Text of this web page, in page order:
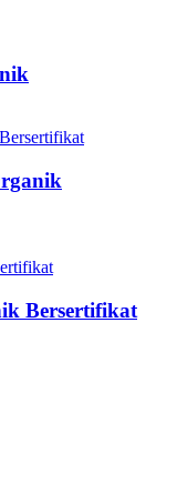
Bersertifikat